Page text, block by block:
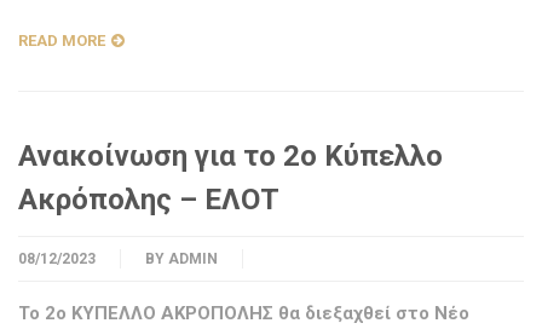
READ MORE
Ανακοίνωση για το 2ο Κύπελλο
Ακρόπολης – ΕΛΟΤ
08/12/2023 BY ADMIN
Το 2ο ΚΥΠΕΛΛΟ ΑΚΡΟΠΟΛΗΣ θα διεξαχθεί στο Νέο